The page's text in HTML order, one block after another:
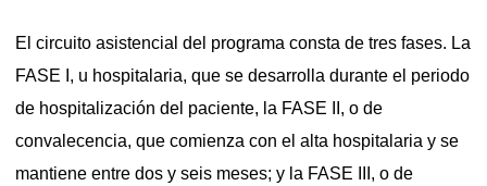
El circuito asistencial del programa consta de tres fases. La
FASE I, u hospitalaria, que se desarrolla durante el periodo
de hospitalización del paciente, la FASE II, o de
convalecencia, que comienza con el alta hospitalaria y se
mantiene entre dos y seis meses; y la FASE III, o de